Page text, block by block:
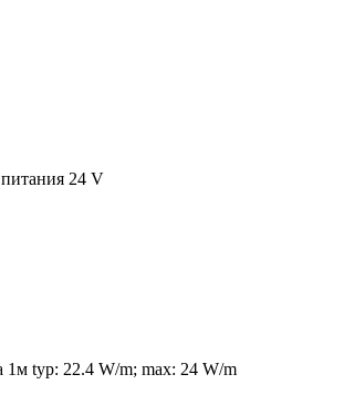
24 V
1м typ: 22.4 W/m; max: 24 W/m